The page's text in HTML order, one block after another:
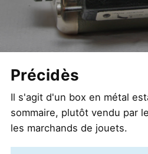
Précidès
Il s'agit d'un box en métal
sommaire, plutôt vendu par
les marchands de jouets.